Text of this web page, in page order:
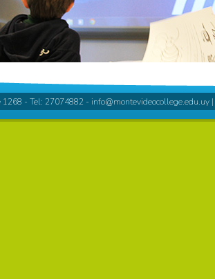
1268 - Tel: 27074882 - info@montevideocollege.edu.uy |